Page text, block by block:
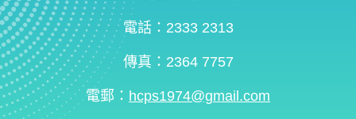
電話：2333 2313
傳真：2364 7757
電郵： hcps1974@gmail.com